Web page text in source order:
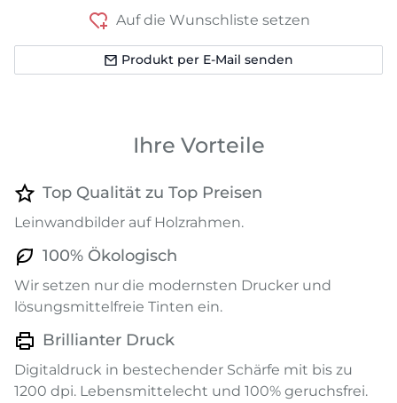
Auf die Wunschliste setzen
Produkt per E-Mail senden
Ihre Vorteile
Top Qualität zu Top Preisen
Leinwandbilder auf Holzrahmen.
100% Ökologisch
Wir setzen nur die modernsten Drucker und
lösungsmittelfreie Tinten ein.
Brillianter Druck
Digitaldruck in bestechender Schärfe mit bis zu
1200 dpi. Lebensmittelecht und 100% geruchsfrei.